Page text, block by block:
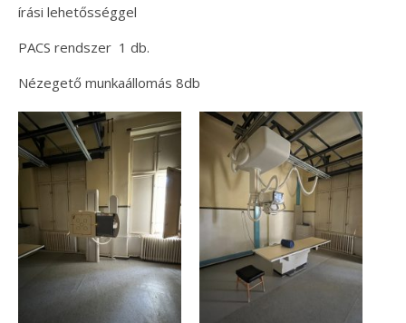
írási lehetősséggel
PACS rendszer 1 db.
Nézegető munkaállomás 8db